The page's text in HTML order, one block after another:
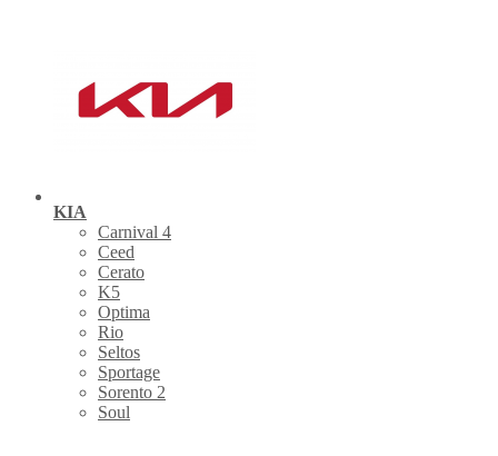
KIA
Carnival 4
Ceed
Cerato
K5
Optima
Rio
Seltos
Sportage
Sorento 2
Soul